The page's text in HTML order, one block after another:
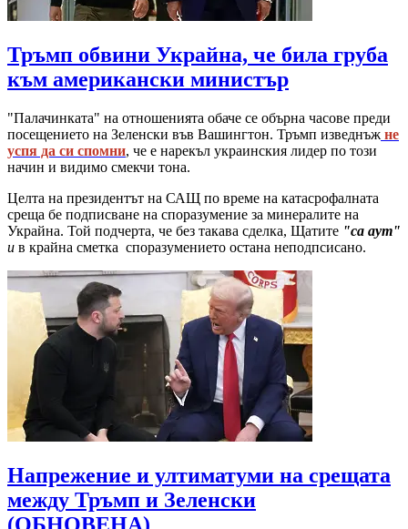
Тръмп обвини Украйна, че била груба
към американски министър
"Палачинката" на отношенията обаче се обърна часове преди
посещението на Зеленски във Вашингтон. Тръмп изведнъж не
успя да си спомни, че е нарекъл украинския лидер по този
начин и видимо смекчи тона.
Целта на президентът на САЩ по време на катасрофалната
среща бе подписване на споразумение за минералите на
Украйна. Той подчерта, че без такава сделка, Щатите "са аут"
и в крайна сметка споразумението остана неподпсисано.
Напрежение и ултиматуми на срещата
между Тръмп и Зеленски
(ОБНОВЕНА)